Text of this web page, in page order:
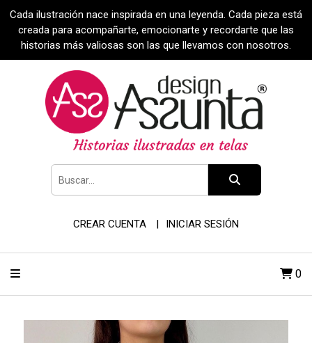
Cada ilustración nace inspirada en una leyenda. Cada pieza está
creada para acompañarte, emocionarte y recordarte que las
historias más valiosas son las que llevamos con nosotros.
CREAR CUENTA INICIAR SESIÓN
0